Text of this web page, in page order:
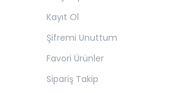
Kayıt Ol
Şifremi Unuttum
Favori Ürünler
Sipariş Takip